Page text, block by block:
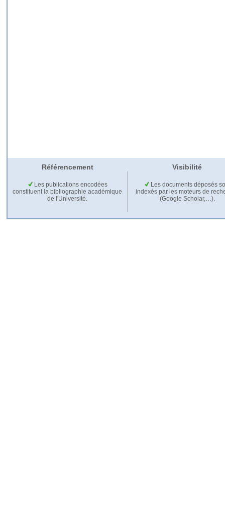
Référencement Visibilité
Les publications encodées
constituent la bibliographie académique
de l'Université.
Les documents déposés
indexés par les moteurs de
(Google Scholar,…).